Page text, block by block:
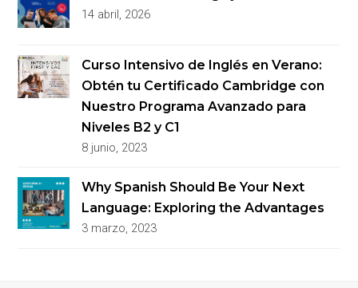
14 abril, 2026
Curso Intensivo de Inglés en Verano:
Obtén tu Certificado Cambridge con
Nuestro Programa Avanzado para
Niveles B2 y C1
8 junio, 2023
Why Spanish Should Be Your Next
Language: Exploring the Advantages
3 marzo, 2023